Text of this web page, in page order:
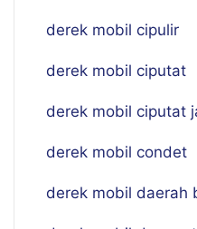
derek mobil cipulir
derek mobil ciputat
derek mobil ciputat
derek mobil condet
derek mobil daerah